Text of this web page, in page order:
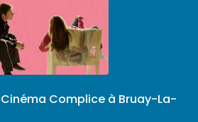
Complice à Bruay-La-